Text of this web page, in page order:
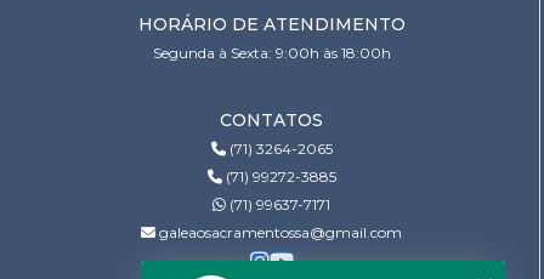
HORÁRIO DE ATENDIMENTO
Segunda à Sexta: 9:00h às 18:00h
CONTATOS
(71) 3264-2065
(71) 99272-3885
(71) 99637-7171
galeaosacramentossa@gmail.com